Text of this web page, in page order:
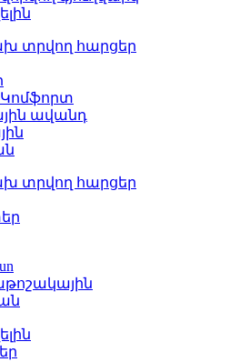
տրվող հարցեր
ավանդ
տրվող հարցեր